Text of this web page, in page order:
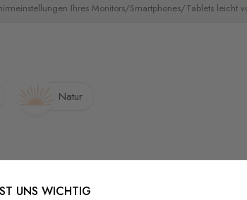
Ihres Monitors/Smartphones/Tablets leicht
Natur
UNS WICHTIG